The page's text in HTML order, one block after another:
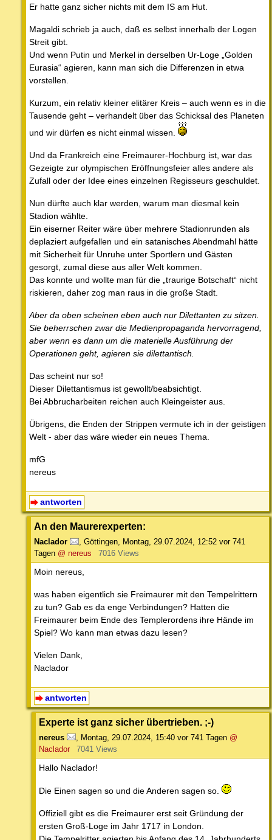
Er hatte ganz sicher nichts mit dem IS am Hut.
Magaldi schrieb ja auch, daß es selbst innerhalb der Logen
Streit gibt.
Und wenn Putin und Merkel in derselben Ur-Loge „Golden
Eurasia“ agieren, kann man sich die Differenzen in etwa
vorstellen.
Kurzum, ein relativ kleiner elitärer Kreis – auch wenn es in die
Tausende geht – verhandelt über das Schicksal des Planeten
und wir dürfen es nicht einmal wissen.
Und da Frankreich eine Freimaurer-Hochburg ist, war das
Gezeigte zur olympischen Eröffnungsfeier alles andere als
Zufall oder der Idee eines einzelnen Regisseurs geschuldet.
Nun dürfte auch klar werden, warum man diesmal kein
Stadion wählte.
Ein eiserner Reiter wäre über mehrere Stadionrunden als
deplaziert aufgefallen und ein satanisches Abendmahl hätte
mit Sicherheit für Unruhe unter Sportlern und Gästen
gesorgt, zumal diese aus aller Welt kommen.
Das konnte und wollte man für die „traurige Botschaft“ nicht
riskieren, daher zog man raus in die große Stadt.
Aber da oben scheinen eben auch nur Dilettanten zu sitzen.
Sie beherrschen zwar die Medienpropaganda hervorragend,
aber wenn es dann um die materielle Ausführung der
Operationen geht, agieren sie dilettantisch.
Das scheint nur so!
Dieser Dilettantismus ist gewollt/beabsichtigt.
Bei Abbrucharbeiten reichen auch Kleingeister aus.
Übrigens, die Enden der Strippen vermute ich in der geistigen
Welt - aber das wäre wieder ein neues Thema.
mfG
nereus
antworten
An den Maurerexperten:
Naclador Göttingen Montag, 29.07.2024, 12:52 vor 741
Tagen @ nereus 7016 Views
Moin nereus,
was haben eigentlich sie Freimaurer mit den Tempelrittern
zu tun? Gab es da enge Verbindungen? Hatten die
Freimaurer beim Ende des Templerordens ihre Hände im
Spiel? Wo kann man etwas dazu lesen?
Vielen Dank,
Naclador
antworten
Experte ist ganz sicher übertrieben. ;-)
nereus Montag, 29.07.2024, 15:40 vor 741 Tagen @
Naclador
7041 Views
Hallo Naclador!
Die Einen sagen so und die Anderen sagen so.
Offiziell gibt es die Freimaurer erst seit Gründung der
ersten Groß-Loge im Jahr 1717 in London.